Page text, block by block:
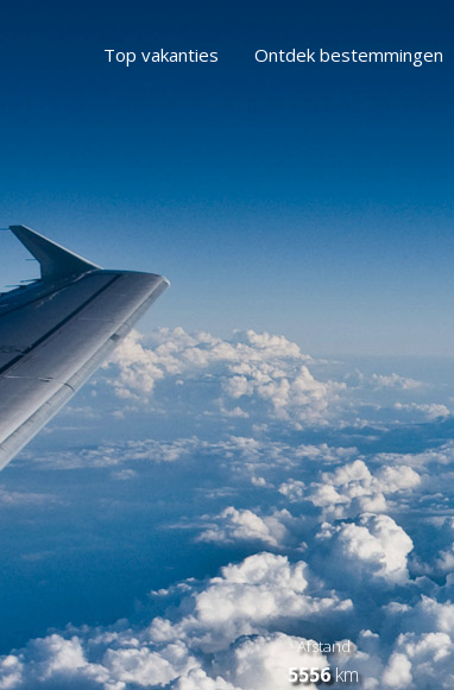
Top vakanties Ontdek bestemmingen
Afstand
5556km